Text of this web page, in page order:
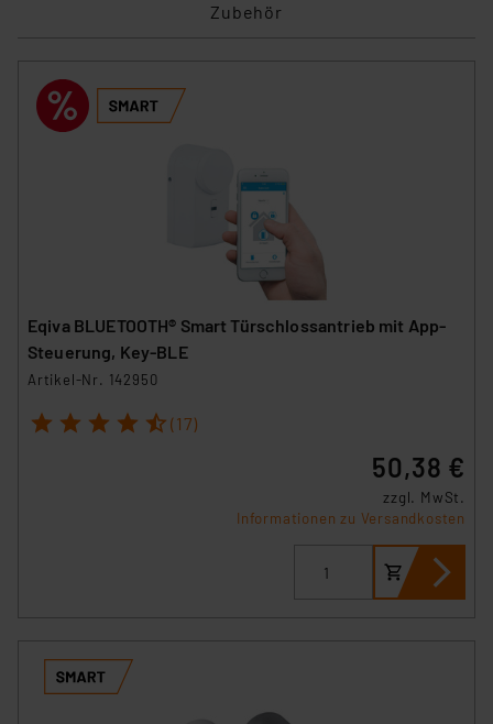
Zubehör
Eqiva BLUETOOTH® Smart Türschlossantrieb mit App-
Steuerung, Key-BLE
Artikel-Nr. 142950
1 2 3 4 5 (17)
50,38 €
zzgl. MwSt.
Informationen zu Versandkosten